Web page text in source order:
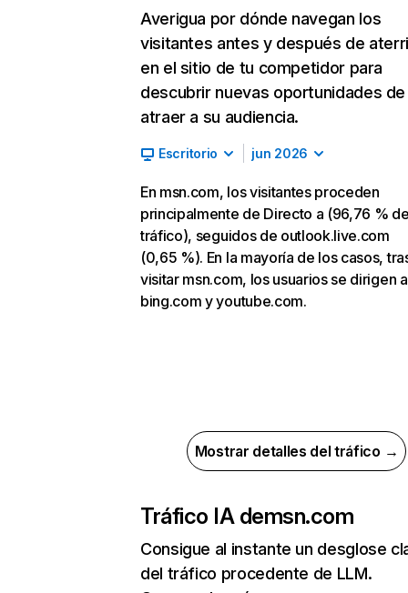
Averigua por dónde navegan los
visitantes antes y después de
en el sitio de tu competidor para
descubrir nuevas oportunidades de
atraer a su audiencia.
Escritorio jun 2026
En msn.com, los visitantes proceden
principalmente de Directo a (96,76 %
tráfico), seguidos de outlook.live.com
(0,65 %). En la mayoría de los casos,
visitar msn.com, los usuarios se dirigen a
bing.com y youtube.com.
Mostrar detalles del tráfico →
Tráfico IA demsn.com
Consigue al instante un desglose
del tráfico procedente de LLM.